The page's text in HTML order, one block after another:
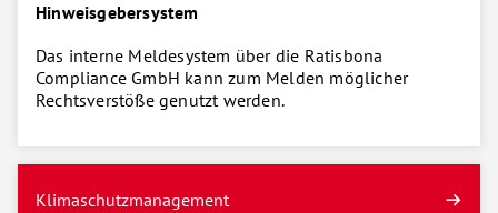
Hinweisgebersystem
Das interne Meldesystem über die Ratisbona
Compliance GmbH kann zum Melden möglicher
Rechtsverstöße genutzt werden.
Klimaschutzmanagement